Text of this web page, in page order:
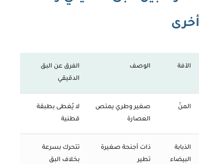
أخرى
الآفة الوصف
الفرق عن البق
الدقيقي
المنّ
صغير وطري يمتص
العصارة
لا يُغطى بطبقة
قطنية
الذبابة
البيضاء
ذات أجنحة صغيرة
تطير
تتحرك بسرعة
بخلاف البق